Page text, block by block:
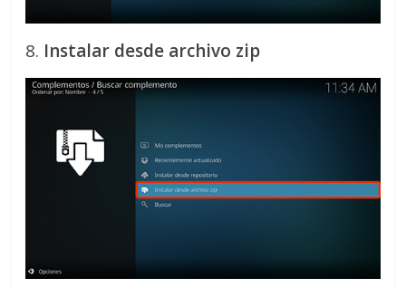
8. Instalar desde archivo zip